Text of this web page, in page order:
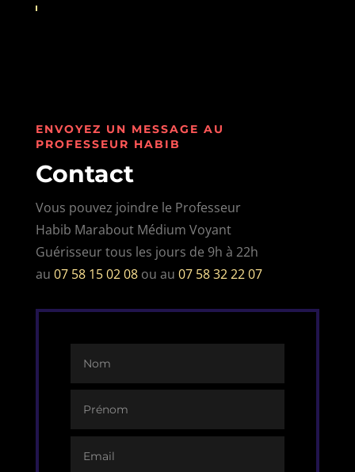
ENVOYEZ UN MESSAGE AU
PROFESSEUR HABIB
Contact
Vous pouvez joindre le Professeur
Habib Marabout Médium Voyant
Guérisseur tous les jours de 9h à 22h
au 07 58 15 02 08ou au 07 58 32 22 07